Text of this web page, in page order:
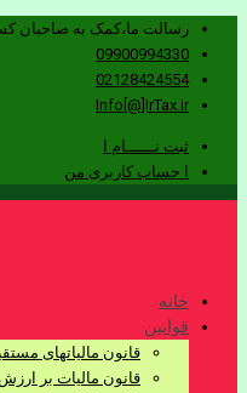
رسالت ما،کمک به صاحبان
09900994330
02128424554
Info[@]IrTax.ir
ثبت نــــــام ا
ا حساب کاربری من
خانه
قوانین
قانون مالیاتهای
قانون مالیات بر